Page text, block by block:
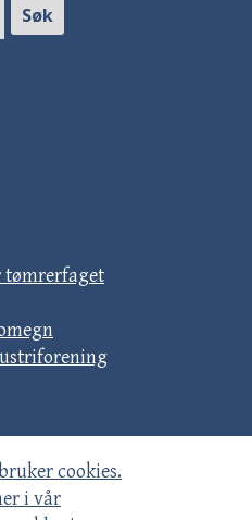
cookies.
i vår